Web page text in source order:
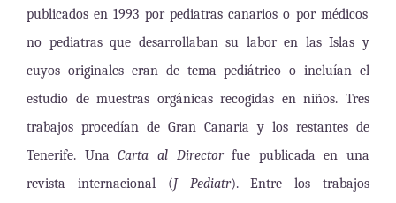
publicados en 1993 por pediatras canarios o por médicos
no pediatras que desarrollaban su labor en las Islas y
cuyos originales eran de tema pediátrico o incluían el
estudio de muestras orgánicas recogidas en niños. Tres
trabajos procedían de Gran Canaria y los restantes de
Tenerife. UnaCarta al Directorfue publicada en una
revista internacional (J Pediatr). Entre los trabajos